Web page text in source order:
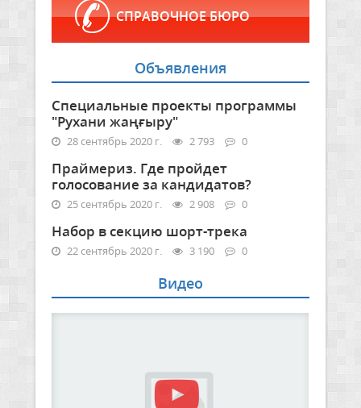
СПРАВОЧНОЕ БЮРО
Объявления
Специальные проекты программы
"Рухани жаңғыру"
28 сентябрь 2020 г. 2 793 0
Праймериз. Где пройдет
голосование за кандидатов?
25 сентябрь 2020 г. 2 908 0
Набор в секцию шорт-трека
22 сентябрь 2020 г. 3 190 0
Видео